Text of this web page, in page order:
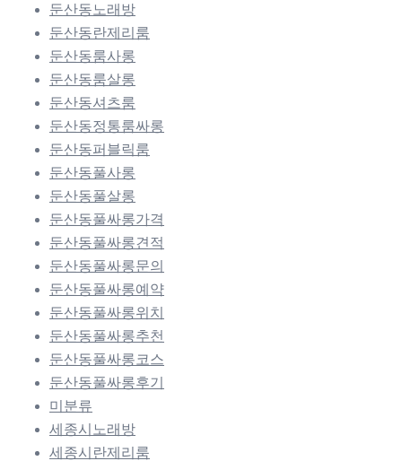
둔산동노래방
둔산동란제리룸
둔산동룸사롱
둔산동룸살롱
둔산동셔츠룸
둔산동정통룸싸롱
둔산동퍼블릭룸
둔산동풀사롱
둔산동풀살롱
둔산동풀싸롱가격
둔산동풀싸롱견적
둔산동풀싸롱문의
둔산동풀싸롱예약
둔산동풀싸롱위치
둔산동풀싸롱추천
둔산동풀싸롱코스
둔산동풀싸롱후기
미분류
세종시노래방
세종시란제리룸